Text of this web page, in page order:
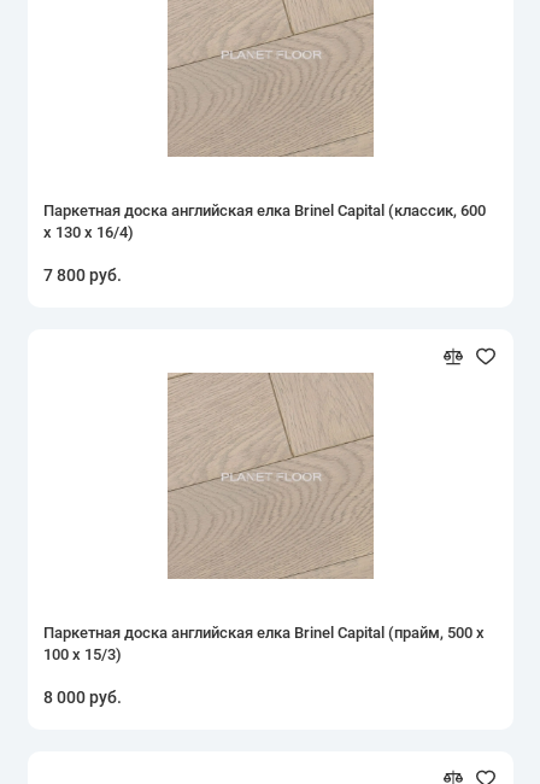
Паркетная доска английская елка Brinel Capital (классик, 600
х 130 х 16/4)
7 800 руб.
Паркетная доска английская елка Brinel Capital (прайм, 500 х
100 х 15/3)
8 000 руб.